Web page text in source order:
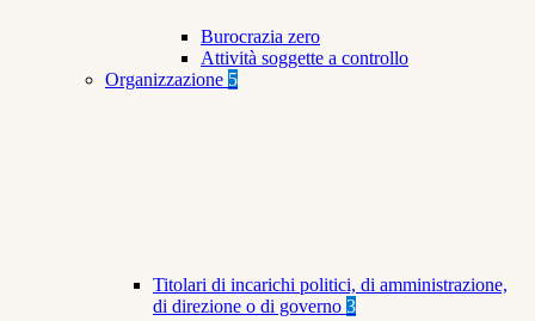
Burocrazia zero
Attività soggette a controllo
Organizzazione 5
Titolari di incarichi politici, di amministrazione,
di direzione o di governo 3